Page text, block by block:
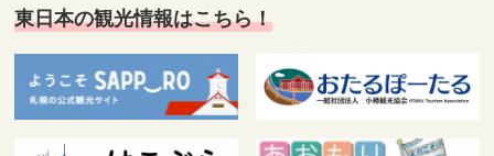
東日本の観光情報はこちら！